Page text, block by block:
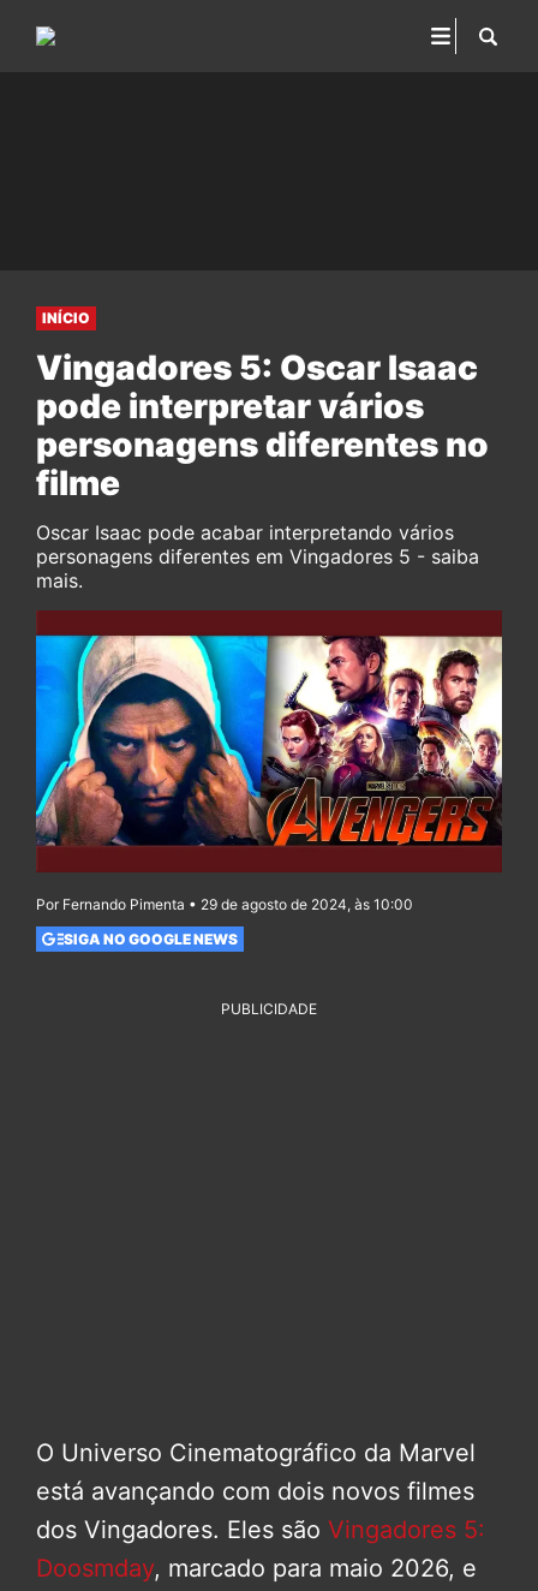
INÍCIO
Vingadores 5: Oscar Isaac
pode interpretar vários
personagens diferentes no
filme
Oscar Isaac pode acabar interpretando vários
personagens diferentes em Vingadores 5 - saiba
mais.
Por Fernando Pimenta • 29 de agosto de 2024, às 10:00
SIGA NO GOOGLE NEWS
PUBLICIDADE
O Universo Cinematográfico da Marvel
está avançando com dois novos filmes
dos Vingadores. Eles são Vingadores 5:
Doosmday, marcado para maio 2026, e